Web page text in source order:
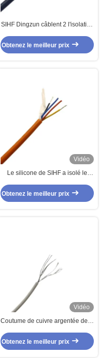
SIHF Dingzun câblent 2 l'isolation
0.5mm2 et le câble de haute
température du câble 200C de
Obtenez le meilleur prix
Vidéo
Le silicone de SIHF a isolé le
noyau 200c pour les appareils de
Obtenez le meilleur prix
Vidéo
Coutume de cuivre argentée de fil
0,1
Obtenez le meilleur prix